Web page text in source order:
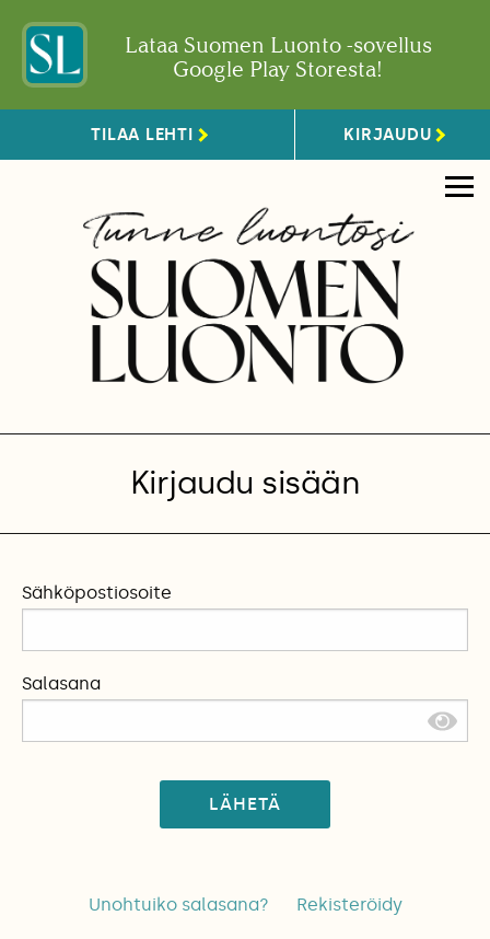
Lataa Suomen Luonto -sovellus
Google Play Storesta!
TILAA LEHTI KIRJAUDU
Kirjaudu sisään
Sähköpostiosoite
Salasana
LÄHETÄ
Unohtuiko salasana? Rekisteröidy